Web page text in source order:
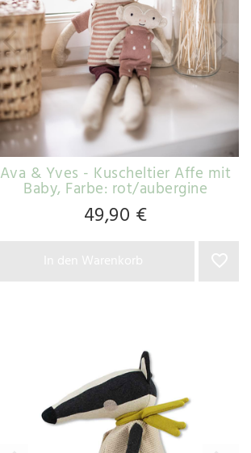
Ava & Yves - Kuscheltier Affe mit
Baby, Farbe: rot/aubergine
49,90 €